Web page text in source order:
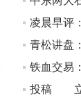
2.5%，
10:17
【研报
油期货
凌晨早评
铁血交易